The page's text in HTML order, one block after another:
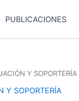
PUBLICACIONES
Y SOPORTERÍA
Y SOPORTERÍA